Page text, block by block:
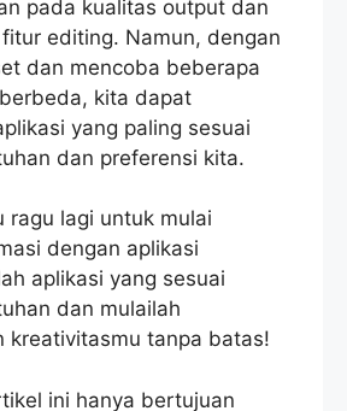
pada kualitas output dan
editing. Namun, dengan
dan mencoba beberapa
kita dapat
yang paling sesuai
dan preferensi kita.
ragu lagi untuk mulai
dengan aplikasi
aplikasi yang sesuai
dan mulailah
kreativitasmu tanpa batas!
ini hanya bertujuan